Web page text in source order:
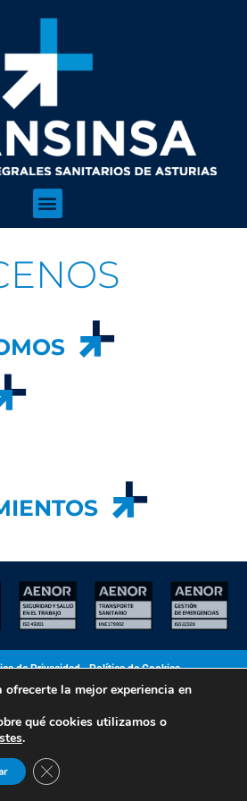
de Privacidad•Política de Cookies
20 - 33010 Oviedo
Contactar
la mejor experiencia en
qué cookies utilizamos o
.
CERRAR EL BANNER DE